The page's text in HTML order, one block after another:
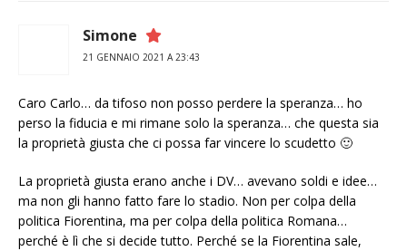
Simone
21 GENNAIO 2021 A 23:43
Caro Carlo… da tifoso non posso perdere la speranza… ho
perso la fiducia e mi rimane solo la speranza… che questa sia
la proprietà giusta che ci possa far vincere lo scudetto 🙂
La proprietà giusta erano anche i DV… avevano soldi e idee…
ma non gli hanno fatto fare lo stadio. Non per colpa della
politica Fiorentina, ma per colpa della politica Romana…
perché è lì che si decide tutto. Perché se la Fiorentina sale,